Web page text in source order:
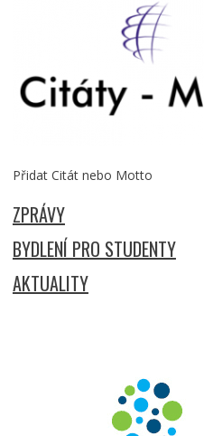
Přidat Citát nebo Motto
ZPRÁVY
BYDLENÍ PRO STUDENTY
AKTUALITY